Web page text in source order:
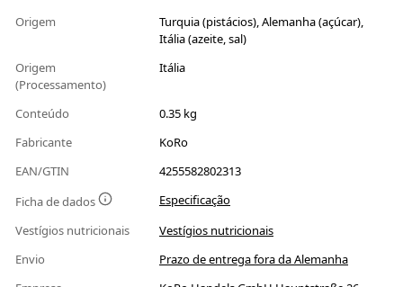
Origem
Turquia (pistácios), Alemanha (açúcar),
Itália (azeite, sal)
Origem
(Processamento)
Itália
Conteúdo
0.35 kg
Fabricante
KoRo
EAN/GTIN
4255582802313
Ficha de dados
Especificação
Vestígios nutricionais
Vestígios nutricionais
Envio
Prazo de entrega fora da Alemanha